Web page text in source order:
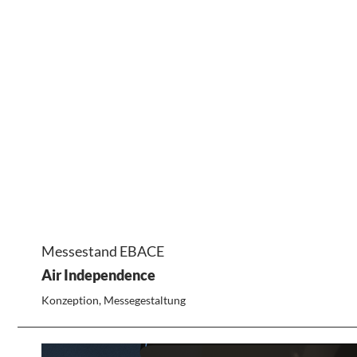
Messestand EBACE
Air Independence
Konzeption, Messegestaltung